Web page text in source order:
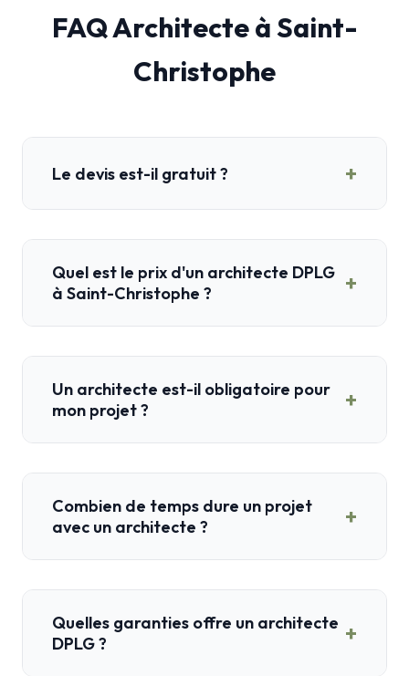
FAQ Architecte à Saint-
Christophe
Le devis est-il gratuit ? +
Quel est le prix d'un architecte DPLG
à Saint-Christophe ?
+
Un architecte est-il obligatoire pour
mon projet ?
+
Combien de temps dure un projet
avec un architecte ?
+
Quelles garanties offre un architecte
DPLG ?
+